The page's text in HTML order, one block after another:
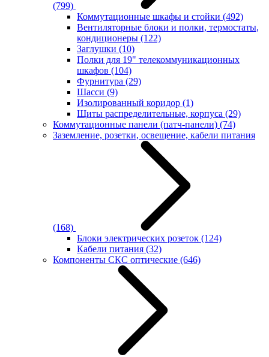
(799)
Коммутационные шкафы и стойки (492)
Вентиляторные блоки и полки, термостаты,
кондиционеры (122)
Заглушки (10)
Полки для 19" телекоммуникационных
шкафов (104)
Фурнитура (29)
Шасси (9)
Изолированный коридор (1)
Щиты распределительные, корпуса (29)
Коммутационные панели (патч-панели) (74)
Заземление, розетки, освещение, кабели питания
(168)
Блоки электрических розеток (124)
Кабели питания (32)
Компоненты СКС оптические (646)